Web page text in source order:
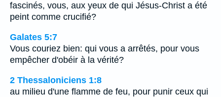
fascinés, vous, aux yeux de qui Jésus-Christ a été
peint comme crucifié?
Galates 5:7
Vous couriez bien: qui vous a arrêtés, pour vous
empêcher d'obéir à la vérité?
2 Thessaloniciens 1:8
au milieu d'une flamme de feu, pour punir ceux qui